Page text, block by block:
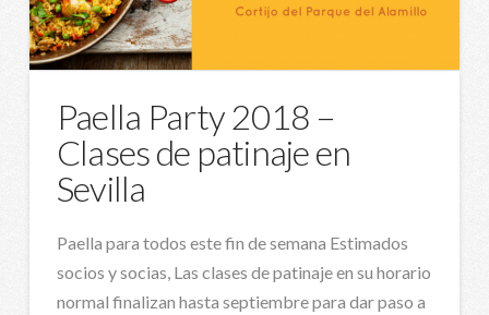
Paella Party 2018 –
Clases de patinaje en
Sevilla
Paella para todos este fin de semana Estimados
socios y socias, Las clases de patinaje en su horario
normal finalizan hasta septiembre para dar paso a